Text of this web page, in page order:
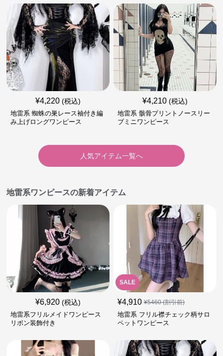
¥4,220 (税込)
地雷系 蜘蛛の巣レース袖付き編
み上げロングワンピース
¥4,210 (税込)
地雷系 骸骨プリントノースリー
ブミニワンピース
人気アイテム一覧へ
地雷系ワンピースの新着アイテム
¥6,920 (税込)
地雷系フリルメイドワンピース
リボン装飾付き
SALE
¥4,910 ¥5460(割引前)
地雷系 フリル襟チェック柄サロ
ペットワンピース